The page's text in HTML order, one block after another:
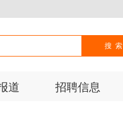
搜索
道 招聘信息